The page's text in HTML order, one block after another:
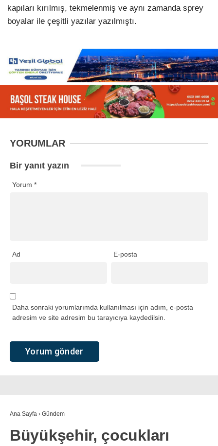
kapıları kırılmış, tekmelenmiş ve aynı zamanda sprey
boyalar ile çeşitli yazılar yazılmıştı.
YORUMLAR
Bir yanıt yazın
Yorum *
Ad E-posta
Daha sonraki yorumlarımda kullanılması için adım, e-posta
adresim ve site adresim bu tarayıcıya kaydedilsin.
Ana Sayfa › Gündem
Büyükşehir, çocukları